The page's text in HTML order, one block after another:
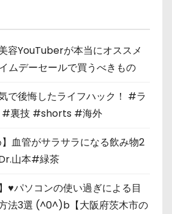
容YouTuberが本当にオススメ
ムデーセールで買うべきもの
で後悔したライフハック！ #ラ
#裏技 #shorts #海外
】血管がサラサラになる飲み物2
山本#緑茶
♥パソコンの使い過ぎによる目
法3選 (^0^)b【大阪府茨木市の